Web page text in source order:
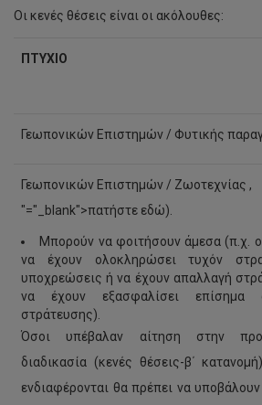
Οι κενές θέσεις είναι οι ακόλουθες:
ΠΤΥΧΙΟ
Γεωπονικών Επιστημών / Φυτικής
Γεωπονικών Επιστημών / Ζωοτεχνίας ,
"="_blank">πατήστε εδώ).
Μπορούν να φοιτήσουν άμεσα (π.χ.
να έχουν ολοκληρώσει τυχόν
υποχρεώσεις ή να έχουν απαλλαγή
να έχουν εξασφαλίσει επίσημα
στράτευσης).
Όσοι υπέβαλαν αίτηση στην
διαδικασία (κενές θέσεις-β΄
ενδιαφέρονται θα πρέπει να υποβάλουν